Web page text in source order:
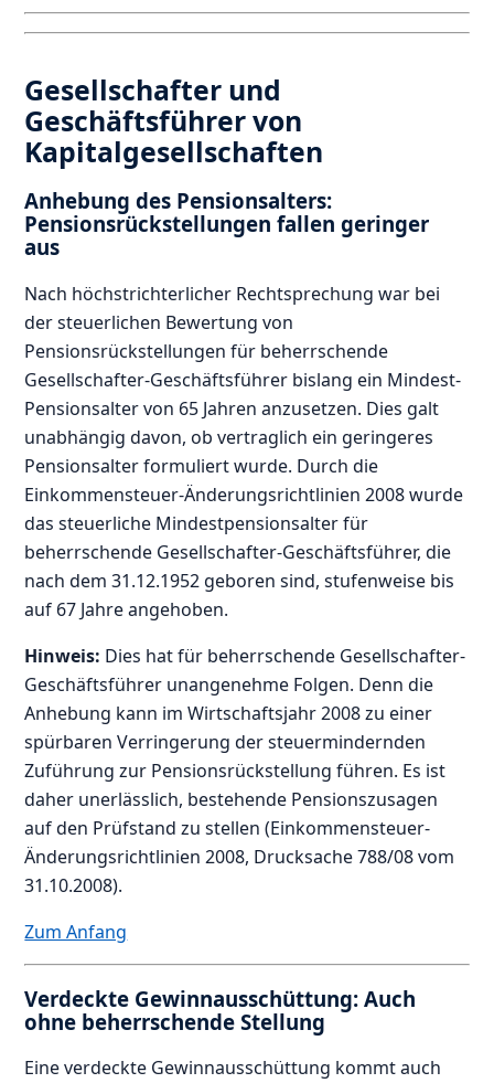
Gesellschafter und
Geschäftsführer von
Kapitalgesellschaften
Anhebung des Pensionsalters:
Pensionsrückstellungen fallen geringer
aus
Nach höchstrichterlicher Rechtsprechung war bei
der steuerlichen Bewertung von
Pensionsrückstellungen für beherrschende
Gesellschafter-Geschäftsführer bislang ein Mindest-
Pensionsalter von 65 Jahren anzusetzen. Dies galt
unabhängig davon, ob vertraglich ein geringeres
Pensionsalter formuliert wurde. Durch die
Einkommensteuer-Änderungsrichtlinien 2008 wurde
das steuerliche Mindestpensionsalter für
beherrschende Gesellschafter-Geschäftsführer, die
nach dem 31.12.1952 geboren sind, stufenweise bis
auf 67 Jahre angehoben.
Hinweis: Dies hat für beherrschende Gesellschafter-
Geschäftsführer unangenehme Folgen. Denn die
Anhebung kann im Wirtschaftsjahr 2008 zu einer
spürbaren Verringerung der steuermindernden
Zuführung zur Pensionsrückstellung führen. Es ist
daher unerlässlich, bestehende Pensionszusagen
auf den Prüfstand zu stellen (Einkommensteuer-
Änderungsrichtlinien 2008, Drucksache 788/08 vom
31.10.2008).
Zum Anfang
Verdeckte Gewinnausschüttung: Auch
ohne beherrschende Stellung
Eine verdeckte Gewinnausschüttung kommt auch